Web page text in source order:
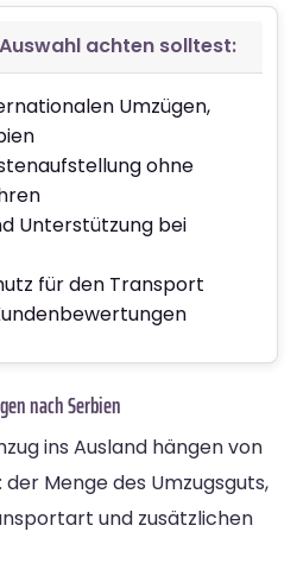
achten solltest:
Umzügen,
ohne
Unterstützung bei
für den Transport
nach Serbien
ins Ausland hängen von
Menge des Umzugsguts,
und zusätzlichen